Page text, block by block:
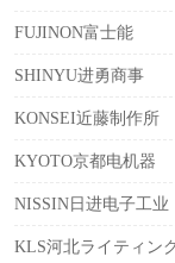
FUJINON富士能
SHINYU进勇商事
KONSEI近藤制作所
KYOTO京都电机器
NISSIN日进电子工业
KLS河北ライティン